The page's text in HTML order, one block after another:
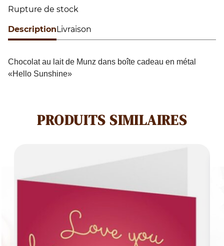
DescriptionLivraison
Chocolat au lait de Munz dans boîte cadeau en métal
«Hello Sunshine»
Rupture de stock
PRODUITS SIMILAIRES